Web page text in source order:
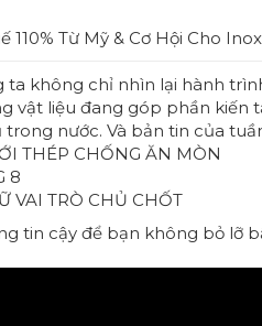
Từ Mỹ & Cơ Hội Cho
không chỉ nhìn lại hành
liệu đang góp phần kiến
nước. Và bản tin của
THÉP CHỐNG ĂN MÒN
8
VAI TRÒ CHỦ CHỐT
tin cậy để bạn không bỏ lỡ